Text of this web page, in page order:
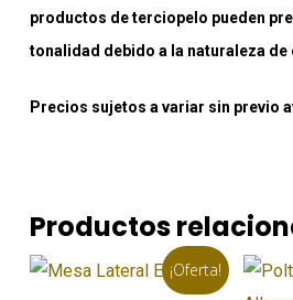
productos de terciopelo pueden
tonalidad debido a la naturaleza de
Precios sujetos a variar sin previo
Productos
¡Oferta!